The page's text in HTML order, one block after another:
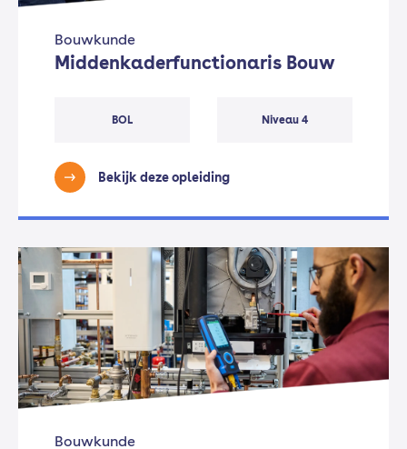
Bouwkunde
Middenkaderfunctionaris Bouw
BOL Niveau 4
Bekijk deze opleiding
Bouwkunde